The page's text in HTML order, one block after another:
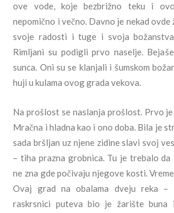
ove vode, koje bezbrižno teku i
nepomično i večno. Davno je nekad ovde
svoje radosti i tuge i svoja
Rimljani su podigli prvo naselje.
sunca. Oni su se klanjali i šumskom
huji u kulama ovog grada vekova.
Na prošlost se naslanja prošlost. Prvo
Mračna i hladna kao i ono doba. Bila je
sada bršljan uz njene zidine slavi svoj
– tiha prazna grobnica. Tu je trebalo
ne zna gde počivaju njegove kosti.
Ovaj grad na obalama dveju reka –
raskrsnici puteva bio je žarište